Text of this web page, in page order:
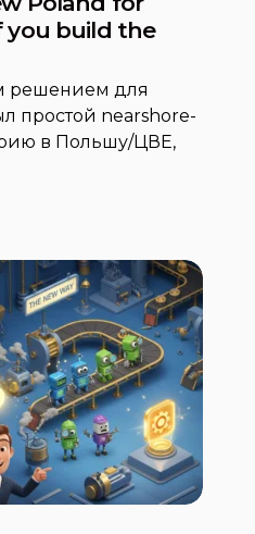
build the
решением для
простой nearshore-
в Польшу/ЦВЕ,